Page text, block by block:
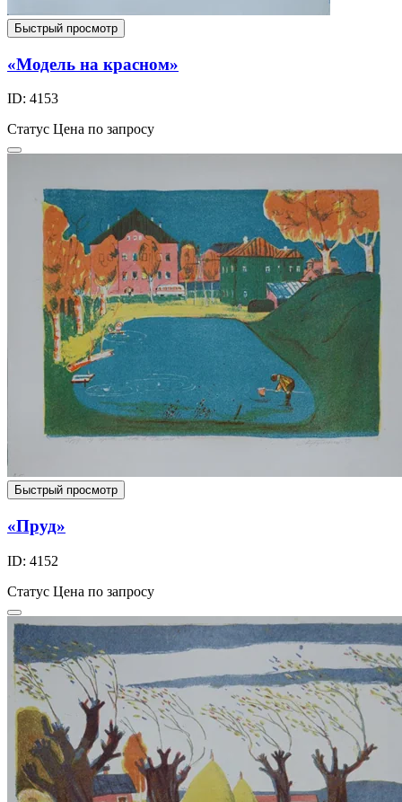
Быстрый просмотр
«Модель на красном»
ID: 4153
Статус Цена по запросу
Быстрый просмотр
«Пруд»
ID: 4152
Статус Цена по запросу